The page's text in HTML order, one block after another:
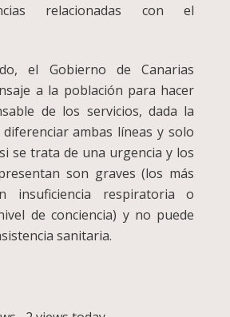
relacionadas con el
el Gobierno de Canarias
a la población para hacer
de los servicios, dada la
ambas líneas y solo
se trata de una urgencia y los
son graves (los más
insuficiencia respiratoria o
de conciencia) y no puede
sanitaria.